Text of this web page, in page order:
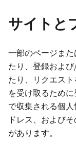
サイトと
一部のページま
たり、登録およ
たり、リクエス
を受け取るため
で収集される個
ドレス、および
があります。